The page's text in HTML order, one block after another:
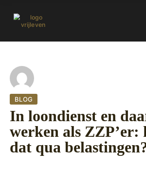
BLOG
In loondienst en
werken als ZZP’er:
dat qua